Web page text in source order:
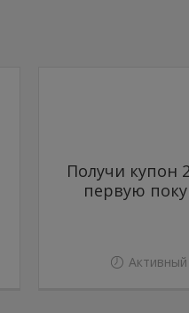
Получи купон
первую
Активный